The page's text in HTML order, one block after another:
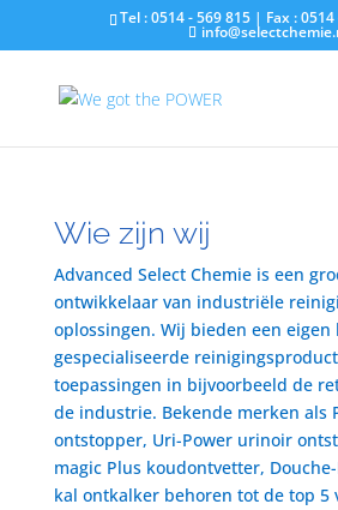
Tel : 0514 - 569 815 | Fax :
Wie zijn wij
Advanced Select Chemie is een
ontwikkelaar van industriële
oplossingen. Wij bieden een eigen
gespecialiseerde
toepassingen in bijvoorbeeld de
de industrie. Bekende merken als
ontstopper, Uri-Power urinoir
magic Plus koudontvetter,
kal ontkalker behoren tot de top 5